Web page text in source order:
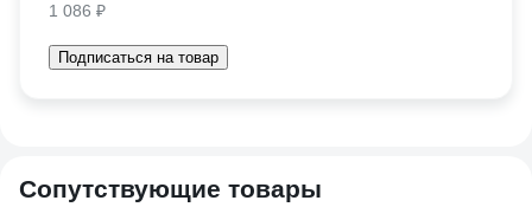
1 086 ₽
Подписаться на товар
Сопутствующие товары